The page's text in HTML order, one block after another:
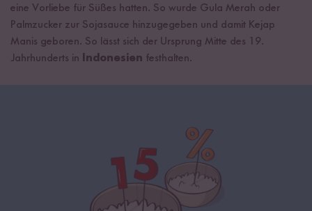
eine Vorliebe für Süßes hatten. So wurde Gula Merah oder
Palmzucker zur Sojasauce hinzugegeben und damit Kejap
Manis geboren. So lässt sich der Ursprung Mitte des 19.
Jahrhunderts in Indonesien festhalten.